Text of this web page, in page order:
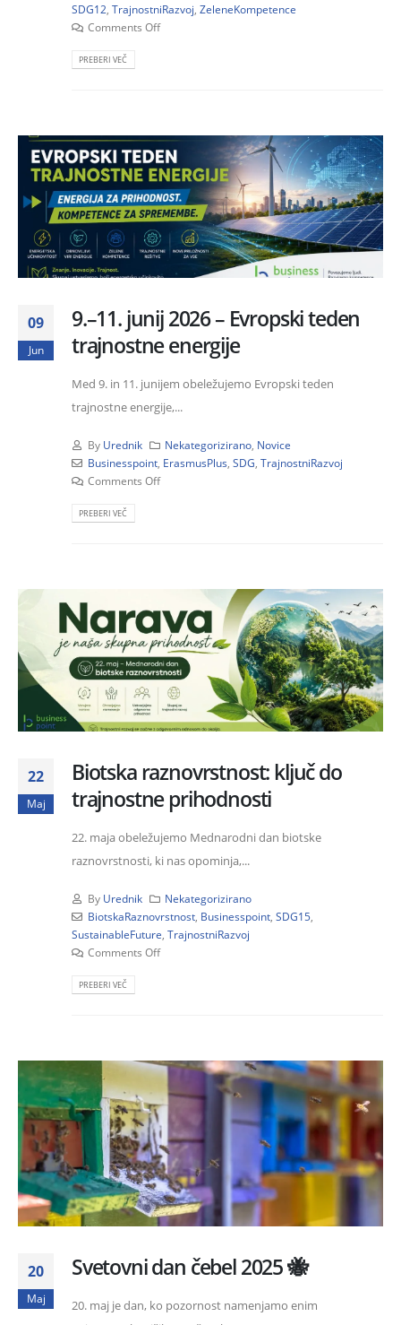
SDG12, TrajnostniRazvoj, ZeleneKompetence
Comments Off
PREBERI VEČ
09
Jun
9.–11. junij 2026 – Evropski teden
trajnostne energije
Med 9. in 11. junijem obeležujemo Evropski teden
trajnostne energije,...
By Urednik Nekategorizirano Novice
Businesspoint, ErasmusPlus SDG TrajnostniRazvoj
Comments Off
PREBERI VEČ
22
Maj
Biotska raznovrstnost: ključ do
trajnostne prihodnosti
22. maja obeležujemo Mednarodni dan biotske
raznovrstnosti, ki nas opominja,...
By Urednik
Nekategorizirano
BiotskaRaznovrstnost, Businesspoint, SDG15,
SustainableFuture TrajnostniRazvoj
Comments Off
PREBERI VEČ
20
Maj
Svetovni dan čebel 2025 🐝
20. maj je dan, ko pozornost namenjamo enim